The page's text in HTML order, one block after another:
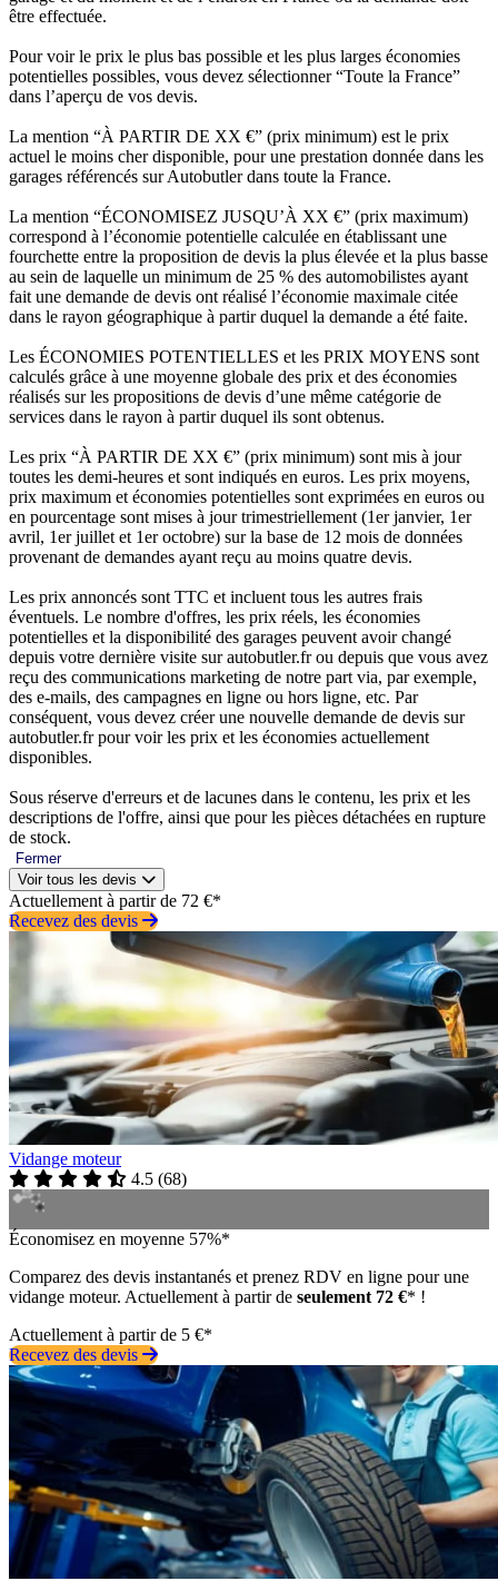
être effectuée.
Pour voir le prix le plus bas possible et les plus larges économies
potentielles possibles, vous devez sélectionner “Toute la France”
dans l’aperçu de vos devis.
La mention “À PARTIR DE XX €” (prix minimum) est le prix
actuel le moins cher disponible, pour une prestation donnée dans les
garages référencés sur Autobutler dans toute la France.
La mention “ÉCONOMISEZ JUSQU’À XX €” (prix maximum)
correspond à l’économie potentielle calculée en établissant une
fourchette entre la proposition de devis la plus élevée et la plus basse
au sein de laquelle un minimum de 25 % des automobilistes ayant
fait une demande de devis ont réalisé l’économie maximale citée
dans le rayon géographique à partir duquel la demande a été faite.
Les ÉCONOMIES POTENTIELLES et les PRIX MOYENS sont
calculés grâce à une moyenne globale des prix et des économies
réalisés sur les propositions de devis d’une même catégorie de
services dans le rayon à partir duquel ils sont obtenus.
Les prix “À PARTIR DE XX €” (prix minimum) sont mis à jour
toutes les demi-heures et sont indiqués en euros. Les prix moyens,
prix maximum et économies potentielles sont exprimées en euros ou
en pourcentage sont mises à jour trimestriellement (1er janvier, 1er
avril, 1er juillet et 1er octobre) sur la base de 12 mois de données
provenant de demandes ayant reçu au moins quatre devis.
Les prix annoncés sont TTC et incluent tous les autres frais
éventuels. Le nombre d'offres, les prix réels, les économies
potentielles et la disponibilité des garages peuvent avoir changé
depuis votre dernière visite sur autobutler.fr ou depuis que vous avez
reçu des communications marketing de notre part via, par exemple,
des e-mails, des campagnes en ligne ou hors ligne, etc. Par
conséquent, vous devez créer une nouvelle demande de devis sur
autobutler.fr pour voir les prix et les économies actuellement
disponibles.
Sous réserve d'erreurs et de lacunes dans le contenu, les prix et les
descriptions de l'offre, ainsi que pour les pièces détachées en rupture
de stock.
Fermer
Voir tous les devis
Actuellement à partir de 72 €*
Recevez des devis
Vidange moteur
4.5 (68)
Économisez en moyenne 57%*
Comparez des devis instantanés et prenez RDV en ligne pour une
vidange moteur. Actuellement à partir de seulement 72 €* !
Actuellement à partir de 5 €*
Recevez des devis